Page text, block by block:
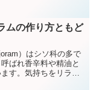
れる他薬としても利用
ローズマリーが手に
ズマリーにしておく
にサッと使えて重宝
ムの作り方ともど
）はシソ科の多で
ばれ香辛料や精油と
す。気持ちをリラッ